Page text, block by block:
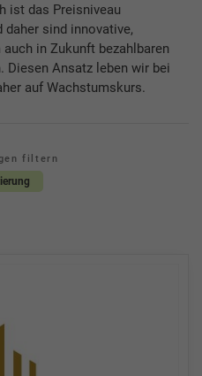
ist das Preisniveau
daher sind innovative,
in Zukunft bezahlbaren
Diesen Ansatz leben wir bei
auf Wachstumskurs.
filtern